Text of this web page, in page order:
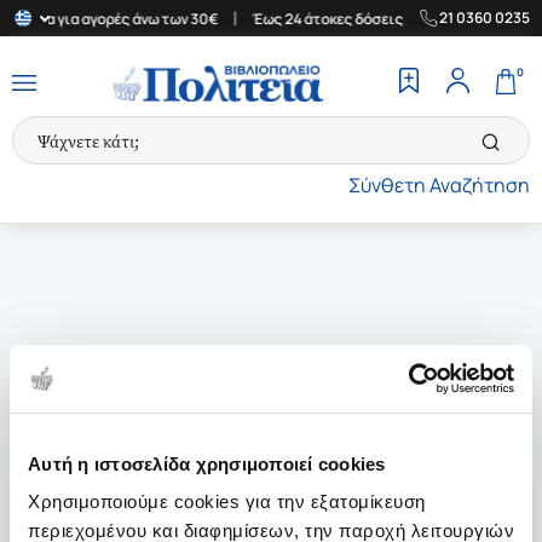
Αυτή η ιστοσελίδα χρησιμοποιεί cookies
Χρησιμοποιούμε cookies για την εξατομίκευση
περιεχομένου και διαφημίσεων, την παροχή λειτουργιών
για αγορές άνω των 30€ Έως 24 άτοκες δόσεις | Δωρεάν
21 0360 0235
Σύνθετη Αναζήτηση
0